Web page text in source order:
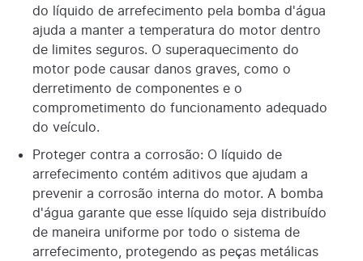
do líquido de arrefecimento pela bomba d'água
ajuda a manter a temperatura do motor dentro
de limites seguros. O superaquecimento do
motor pode causar danos graves, como o
derretimento de componentes e o
comprometimento do funcionamento adequado
do veículo.
Proteger contra a corrosão: O líquido de
arrefecimento contém aditivos que ajudam a
prevenir a corrosão interna do motor. A bomba
d'água garante que esse líquido seja distribuído
de maneira uniforme por todo o sistema de
arrefecimento, protegendo as peças metálicas